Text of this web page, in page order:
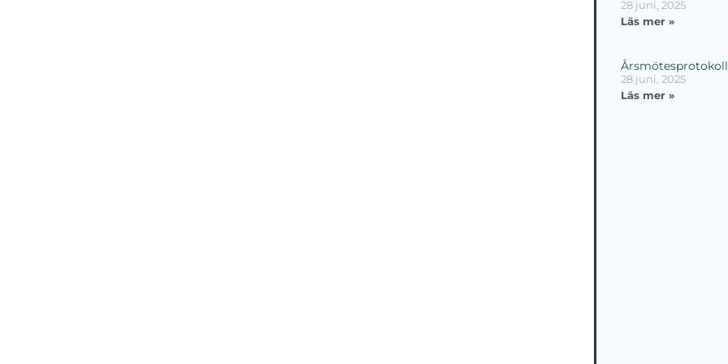
28 juni, 2025
Läs mer »
Årsmötesprotokoll
28 juni, 2025
Läs mer »